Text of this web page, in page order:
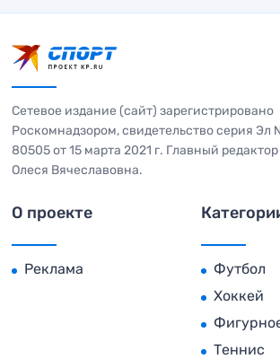
Сетевое издание (сайт) зарегистрировано
Роскомнадзором, свидетельство серия
80505 от 15 марта 2021 г. Главный
Олеся Вячеславовна.
О проекте
Реклама
Футбол
Хоккей
Теннис